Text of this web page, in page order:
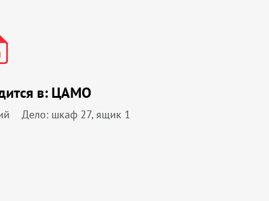
в: ЦАМО
Дело: шкаф 27, ящик 1